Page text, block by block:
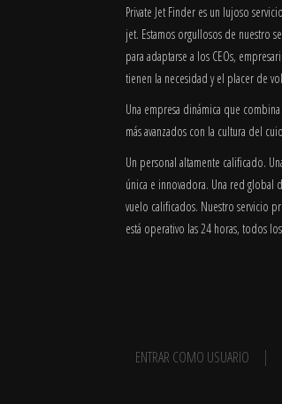
Private Jet Finder es un lujoso
jet. Estamos orgullosos de nuestro
para adaptarse a los CEOs,
tienen la necesidad y el placer de
Una empresa dinámica que
más avanzados con la cultura del
Un personal altamente calificado.
única e innovadora. Una red global
vuelo calificados. Nuestro servicio
está operativo las 24 horas, todos
ENTRAR COMO USUARIO